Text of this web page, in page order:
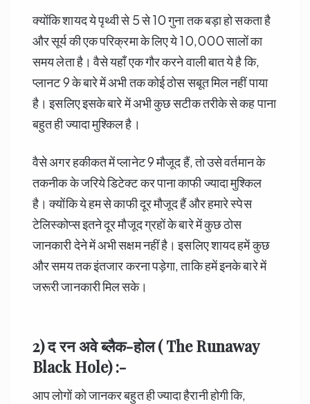
क्योंकि शायद ये पृथ्वी से 5 से 10 गुना तक बड़ा हो सकता है
और सूर्य की एक परिक्रमा के लिए ये 10,000 सालों का
समय लेता है। वैसे यहाँ एक गौर करने वाली बात ये है कि,
प्लानट 9 के बारे में अभी तक कोई ठोस सबूत मिल नहीं पाया
है। इसलिए इसके बारे में अभी कुछ सटीक तरीके से कह पाना
बहुत ही ज्यादा मुश्किल है।
वैसे अगर हकीकत में प्लानेट 9 मौजूद हैं, तो उसे वर्तमान के
तकनीक के जरिये डिटेक्ट कर पाना काफी ज्यादा मुश्किल
है। क्योंकि ये हम से काफी दूर मौजूद हैं और हमारे स्पेस
टेलिस्कोप्स इतने दूर मौजूद ग्रहों के बारे में कुछ ठोस
जानकारी देने में अभी सक्षम नहीं है। इसलिए शायद हमें कुछ
और समय तक इंतजार करना पड़ेगा, ताकि हमें इनके बारे में
जरूरी जानकारी मिल सके।
2) द रन अवे ब्लैक-होल ( The Runaway
Black Hole) :-
आप लोगों को जानकर बहुत ही ज्यादा हैरानी होगी कि,